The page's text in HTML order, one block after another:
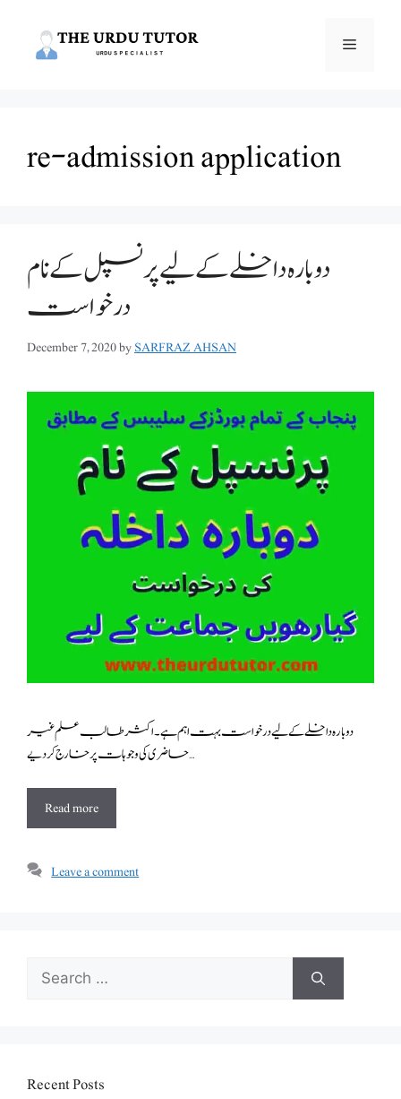
Menu
re-admission application
دوبارہ داخلے کے لیے پرنسپل کے نام
درخواست
December 7, 2020bySARFRAZ AHSAN
دوبارہ داخلے کے لیے درخواست بہت اہم ہے ۔ اکثر طالب علم غیر
حاضری کی وجوہات پر خارج کر دیے …
Read more
Leave a comment
Search
for:
Recent Posts